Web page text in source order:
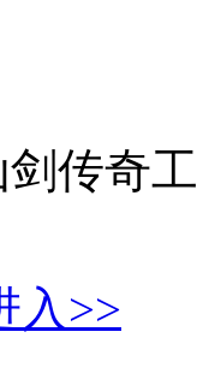
传奇
入>>